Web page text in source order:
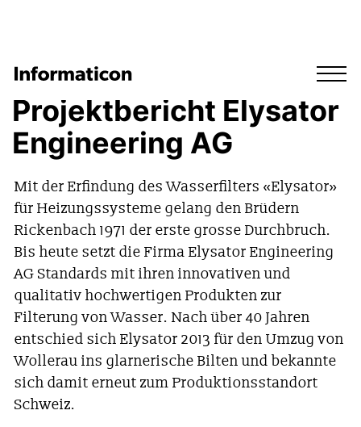
Projektbericht Elysator
Engineering AG
Mit der Erfindung des Wasserfilters «Elysator»
für Heizungssysteme gelang den Brüdern
Rickenbach 1971 der erste grosse Durchbruch.
Bis heute setzt die Firma Elysator Engineering
AG Standards mit ihren innovativen und
qualitativ hochwertigen Produkten zur
Filterung von Wasser. Nach über 40 Jahren
entschied sich Elysator 2013 für den Umzug von
Wollerau ins glarnerische Bilten und bekannte
sich damit erneut zum Produktionsstandort
Schweiz.